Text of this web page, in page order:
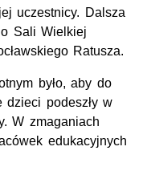
uczestnicy. Dalsza
Sali Wielkiej
Ratusza.
było, aby do
dzieci podeszły w
W zmaganiach
edukacyjnych